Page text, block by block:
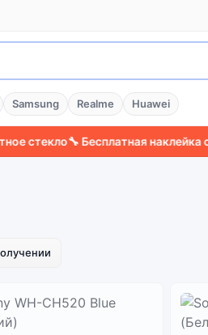
Samsung Realme Huawei
🔧 Бесплатная наклейка